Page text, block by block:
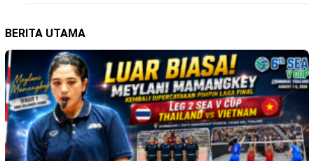
BERITA UTAMA